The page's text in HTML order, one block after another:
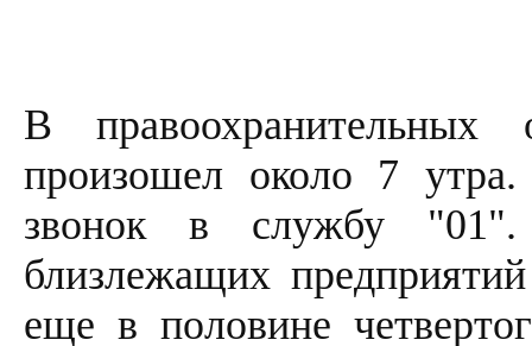
В правоохранительных
произошел около 7
звонок в службу
близлежащих
еще в половине